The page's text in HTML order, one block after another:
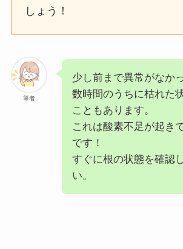
しょう！
筆者
少し前まで異常がなか
数時間のうちに枯れた
こともあります。
これは酸素不足が起き
です！
すぐに根の状態を確認
い。